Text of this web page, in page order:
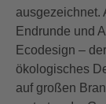
ausgezeichnet.
Endrunde und
Ecodesign –
ökologisches
auf großen